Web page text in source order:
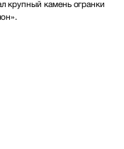
крупный камень огранки